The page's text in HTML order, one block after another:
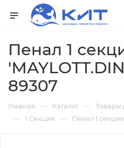
Пенал 1
89307
Главная — Каталог — Товары
— 1 Секция — Пенал 1